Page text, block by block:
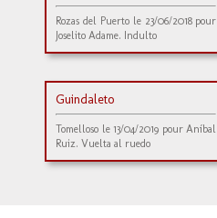
Rozas del Puerto le 23/06/2018 pour
Joselito Adame. Indulto
Guindaleto
Tomelloso le 13/04/2019 pour Aníbal
Ruiz. Vuelta al ruedo